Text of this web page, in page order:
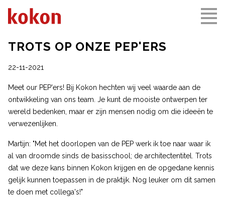
TROTS OP ONZE PEP'ERS
22-11-2021
Meet our PEP'ers! Bij Kokon hechten wij veel waarde aan de
ontwikkeling van ons team. Je kunt de mooiste ontwerpen ter
wereld bedenken, maar er zijn mensen nodig om die ideeën te
verwezenlijken.
Martijn: "Met het doorlopen van de PEP werk ik toe naar waar ik
al van droomde sinds de basisschool; de architectentitel. Trots
dat we deze kans binnen Kokon krijgen en de opgedane kennis
gelijk kunnen toepassen in de praktijk. Nog leuker om dit samen
te doen met collega's!"